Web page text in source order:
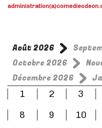
Août 2026
Octobre 2026
Décembre 2026
1
2 3
8
9 10